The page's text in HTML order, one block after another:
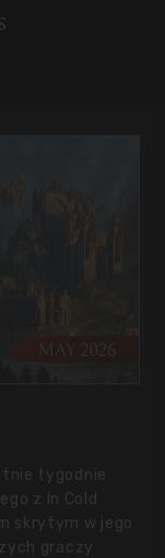
tygodnie
z In Cold
skrytym w jego
graczy